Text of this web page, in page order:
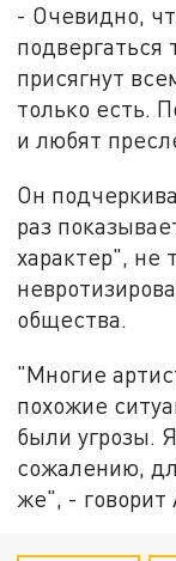
- Очевидно,
подвергаться
присягнут
только есть.
и любят
Он
раз
характер", не
общества.
"Многие
похожие
были угрозы.
сожалению,
же", - говорит